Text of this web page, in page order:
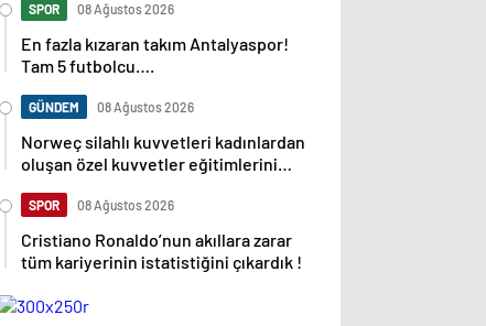
SPOR 08 Ağustos 2026
En fazla kızaran takım Antalyaspor!
Tam 5 futbolcu….
GÜNDEM 08 Ağustos 2026
Norweç silahlı kuvvetleri kadınlardan
oluşan özel kuvvetler eğitimlerini
SPOR 08 Ağustos 2026
Cristiano Ronaldo’nun akıllara zarar
tüm kariyerinin istatistiğini çıkardık !